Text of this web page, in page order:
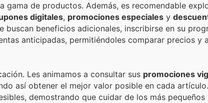
gama de productos. Además, es recomendable
digitales, promociones especiales y
buscan beneficios adicionales, inscribirse en su
anticipadas, permitiéndoles comparar precios y
Les animamos a consultar sus promociones
así obtener el mejor valor posible en cada
demostrando que cuidar de los más pequeños